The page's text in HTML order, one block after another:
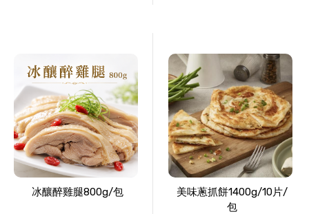
冰釀醉雞腿800g/包
美味蔥抓餅1400g/10片/
包